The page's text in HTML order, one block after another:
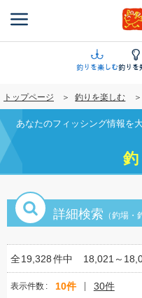
ン
に
移
動
釣りを楽しむ釣りを
トップページ 釣りを楽しむ
あなたのフィッシング情報を
詳細検索 （釣場・
全19,328件中 18,021～
表示件数 10件 30件